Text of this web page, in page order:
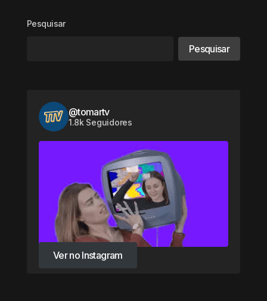
Pesquisar
Pesquisar
@tomartv
1.8k Seguidores
Ver no Instagram
Ver no Instagram